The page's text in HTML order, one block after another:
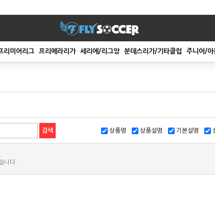
리미어리그 프리메라리가 세리에/리그앙 분데스리가/기타클럽 주니어/아
상품명 상품설명 기본설명
니다.